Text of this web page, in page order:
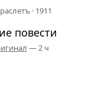
· 1911
повести
— 2 ч